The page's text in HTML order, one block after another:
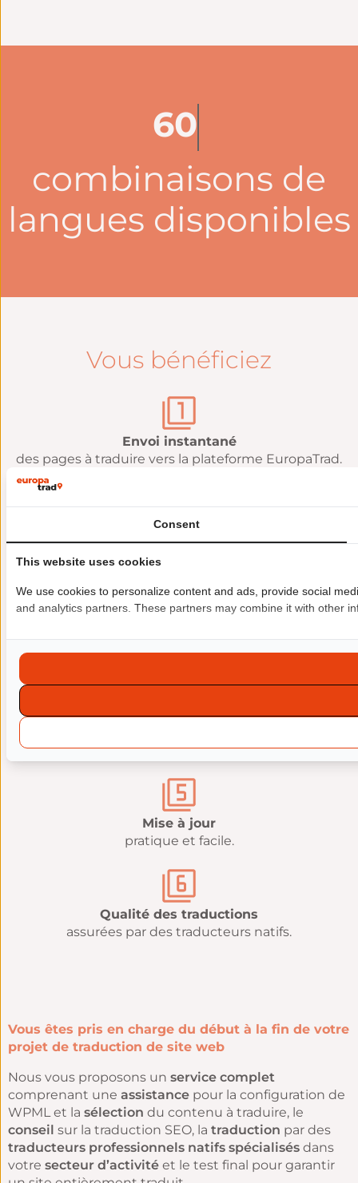
60
combinaisons de
langues disponibles
Vous bénéficiez
Envoi instantané
des pages à traduire vers la plateforme EuropaTrad.
Sélection complète
et quasi instantanée des contenus traduits (plus de
avec la connexion directe de WPML.
Mise à jour
pratique et facile.
Qualité des traductions
assurées par des traducteurs natifs.
Vous êtes pris en charge du début à la fin de votre
projet de traduction de site web
Nous vous proposons un service complet
comprenant une assistance pour la configuration de
WPML et la sélection du contenu à traduire, le
conseil sur la traduction SEO, la traduction par des
traducteurs professionnels natifs spécialisés dans
votre secteur d’activité et le test final pour garantir
Consent
This website uses cookies
We use cookies to personalize content and ads, provide social
and analytics partners. These partners may combine it with other